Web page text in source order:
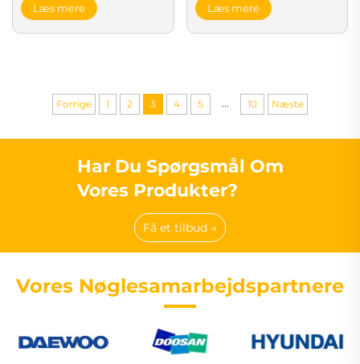
Læs mere Læs mere
Forrige 1 2 3 4 5 ... 10 Næste
Har Du Spørgsmål Om
Vores Produkter?
Få et tilbud →
Vores Nøglesamarbejdspartnere